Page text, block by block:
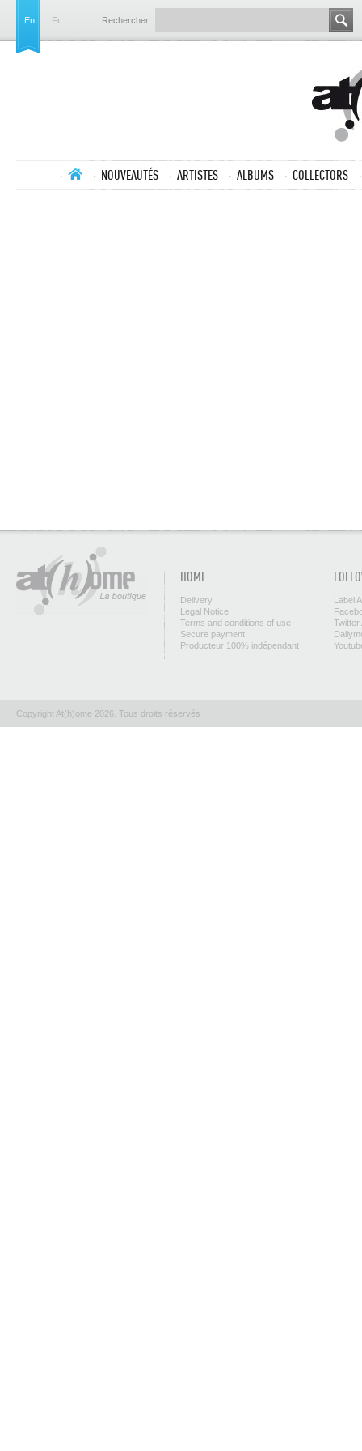
En Fr Rechercher
NOUVEAUTÉS ARTISTES ALBUMS COLLECTORS
HOME
Delivery
Legal Notice
Terms and conditions of use
Secure payment
Producteur 100% indépendant
Label
Twitter
Copyright At(h)ome 2026. Tous droits réservés